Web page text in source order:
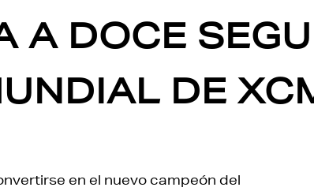
A DOCE
DE
en el nuevo campeón del